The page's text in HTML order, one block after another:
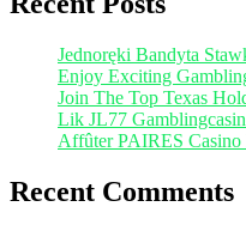
Jednoręki Bandyta
Enjoy Exciting
Join The Top Texas
Lik JL77
Affûter PAIRES Casino
Recent Comments